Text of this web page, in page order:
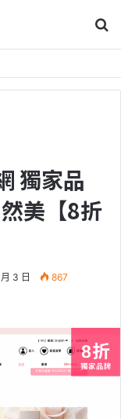
尋
獨家品
美【8折
3 日 867